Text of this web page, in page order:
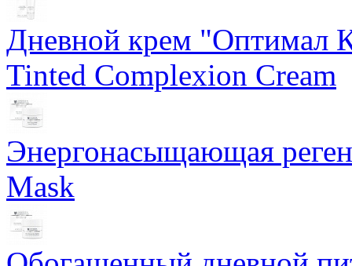
Дневной крем "Оптимал
Tinted Complexion Cream
Энергонасыщающая
Mask